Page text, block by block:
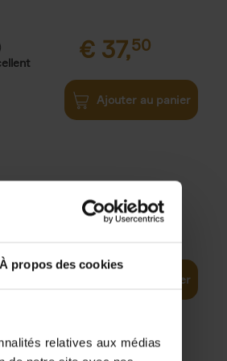
À propos des cookies
relatives aux médias
€ 37,50
Ajouter au panier
world 29,99
Ajouter au panier